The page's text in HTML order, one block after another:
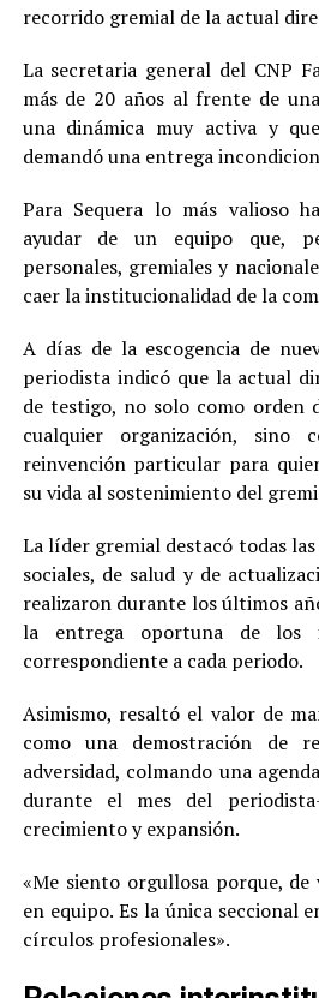
recorrido gremial de la actual
La secretaria general del CNP
más de 20 años al frente de
una dinámica muy activa y
demandó una entrega
Para Sequera lo más valioso
ayudar de un equipo que,
personales, gremiales y
caer la institucionalidad de la
A días de la escogencia de
periodista indicó que la actual
de testigo, no solo como orden
cualquier organización, sino
reinvención particular para
su vida al sostenimiento del
La líder gremial destacó todas
sociales, de salud y de
realizaron durante los últimos
la entrega oportuna de los
correspondiente a cada periodo.
Asimismo, resaltó el valor de
como una demostración de
adversidad, colmando una
durante el mes del
crecimiento y expansión.
«Me siento orgullosa porque,
en equipo. Es la única seccional
círculos profesionales».